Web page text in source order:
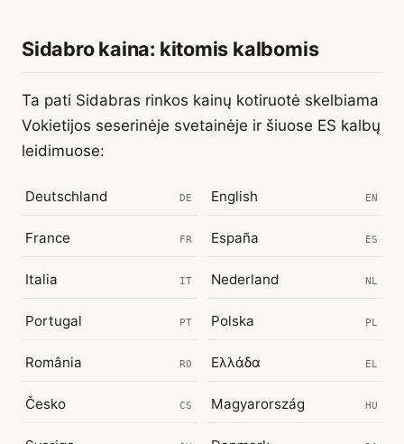
Sidabro kaina: kitomis kalbomis
Ta pati Sidabras rinkos kainų kotiruotė skelbiama
Vokietijos seserinėje svetainėje ir šiuose ES kalbų
leidimuose:
Deutschland DE English EN
France FR España ES
Italia IT Nederland NL
Portugal PT Polska PL
România RO Ελλάδα EL
Česko CS Magyarország HU